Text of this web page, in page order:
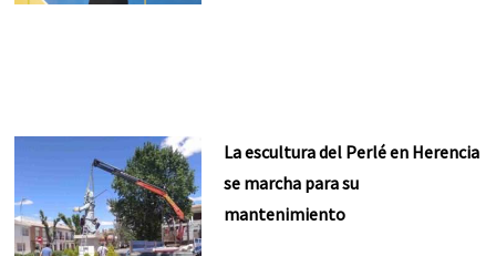
La escultura del Perlé en Herencia
se marcha para su
mantenimiento